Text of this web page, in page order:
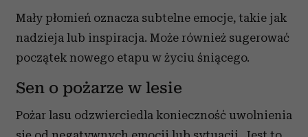
Mały płomień oznacza subtelne emocje, takie jak
nadzieja lub inspiracja. Może również sugerować
początek nowego etapu w życiu śniącego.
Sen o pożarze w lesie
Pożar lasu odzwierciedla konieczność uwolnienia